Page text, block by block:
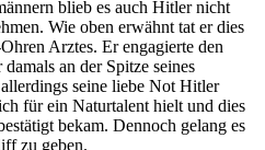
blieb es auch Hitler nicht
Wie oben erwähnt tat er dies
Arztes. Er engagierte den
an der Spitze seines
seine liebe Not Hitler
für ein Naturtalent hielt und dies
bekam. Dennoch gelang es
zu geben.